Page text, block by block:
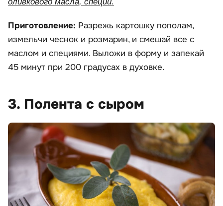
Приготовление: Разрежь картошку пополам,
измельчи чеснок и розмарин, и смешай все с
маслом и специями. Выложи в форму и запекай
45 минут при 200 градусах в духовке.
3. Полента с сыром